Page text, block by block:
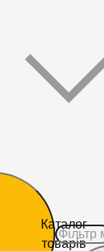
Каталог
товарів